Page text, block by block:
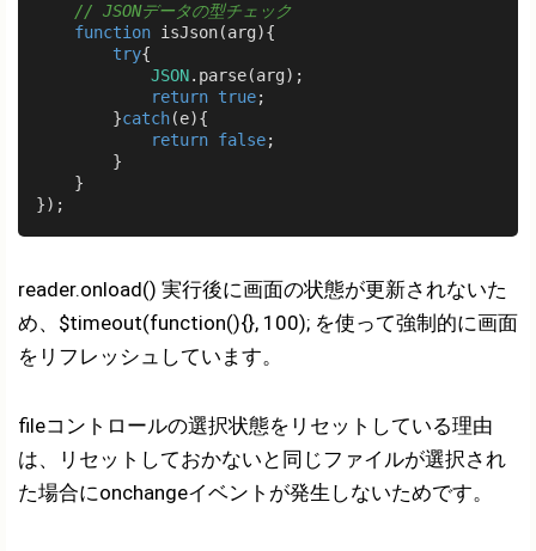
// JSONデータの型チェック
function isJson(arg){
try{
JSON.parse(arg);
return true;
        }
catch(e){
return false;
        }
    }
reader.onload() 実行後に画面の状態が更新されないた
め、$timeout(function(){}, 100); を使って強制的に画面
をリフレッシュしています。
fileコントロールの選択状態をリセットしている理由
は、リセットしておかないと同じファイルが選択され
た場合にonchangeイベントが発生しないためです。